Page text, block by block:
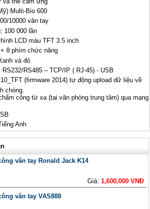
Multi-Bio 600
10000 vân tay
100 000 lần
LCD màu TFT 3.5 inch
8 phím chức năng
và đỏ
RS485 – TCP/IP ( RJ-45) - USB
(firmware 2014) tự động upload dữ liệu về
chóng.
công từ xa (tại văn phòng trung tâm) qua mạng
Anh
vân tay Ronald Jack K14
Giá:1,600,000 VNĐ
vân tay VAS888